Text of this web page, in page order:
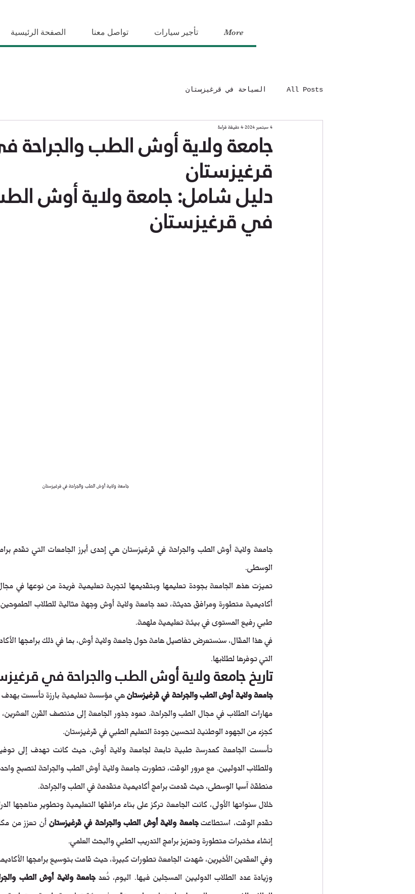
الصفحة الرئيسية تواصل معنا تأجير سيارات More
All Posts السياحة في قرغيزستان
جامعة ولاية أوش الطب والجراحة
قرغيزستان
4 سبتمبر 2024 4 دقيقة قراءة
دليل شامل: جامعة ولاية أوش
في قرغيزستان
جامعة ولاية أوش الطب والجراحة في قرغيزستان
الوسطى.
طبي رفيع المستوى في بيئة تعليمية ملهمة.
التي توفرها لطلابها.
تاريخ جامعة ولاية أوش الطب والجراحة في
جامعة ولاية أوش الطب والجراحة في قرغيزستان
كجزء من الجهود الوطنية لتحسين جودة التعليم الطبي في قرغيزستان.
منطقة آسيا الوسطى، حيث قدمت برامج أكاديمية متقدمة في الطب والجراحة.
تقدم الوقت، استطاعت جامعة ولاية أوش الطب والجراحة في قرغيزستان
إنشاء مختبرات متطورة وتعزيز برامج التدريب الطبي والبحث العلمي.
وزيادة عدد الطلاب الدوليين المسجلين فيها. اليوم، تُعد جامعة ولاية أوش الطب